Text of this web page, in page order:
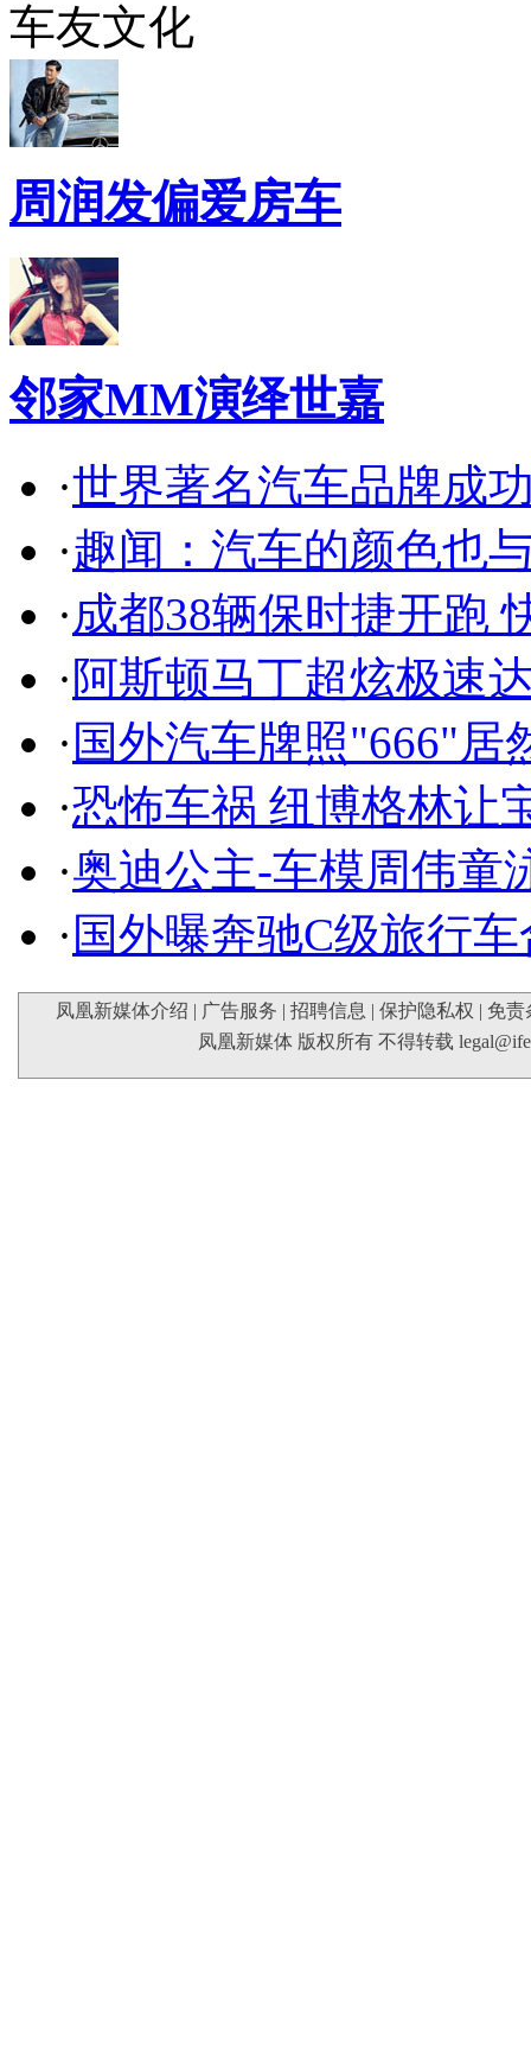
车友文化
周润发偏爱房车
邻家MM演绎世嘉
·世界著名汽车品牌成
·趣闻：汽车的颜色也
·成都38辆保时捷开跑
·阿斯顿马丁超炫极速
· 国外汽车牌照"666"居
·恐怖车祸 纽博格林让
·奥迪公主-车模周伟童
· 国外曝奔驰C级旅行
凤凰新媒体介绍 | 广告服务 | 招聘信息 | 保护隐私权 | 免责
凤凰新媒体 版权所有 不得转载